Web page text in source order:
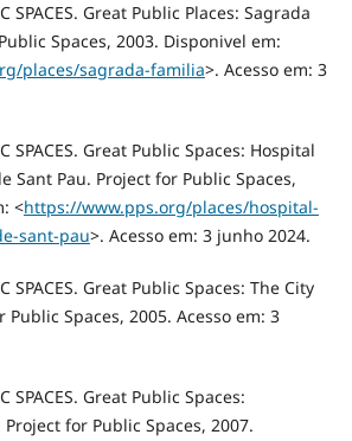
SPACES. Great Public Places: Sagrada
Spaces, 2003. Disponivel em:
places/sagrada-familia>. Acesso em: 3
SPACES. Great Public Spaces: Hospital
Sant Pau. Project for Public Spaces,
<https://www.pps.org/places/hospital-
sant-pau>. Acesso em: 3 junho 2024.
SPACES. Great Public Spaces: The City
Spaces, 2005. Acesso em: 3
SPACES. Great Public Spaces:
for Public Spaces, 2007.